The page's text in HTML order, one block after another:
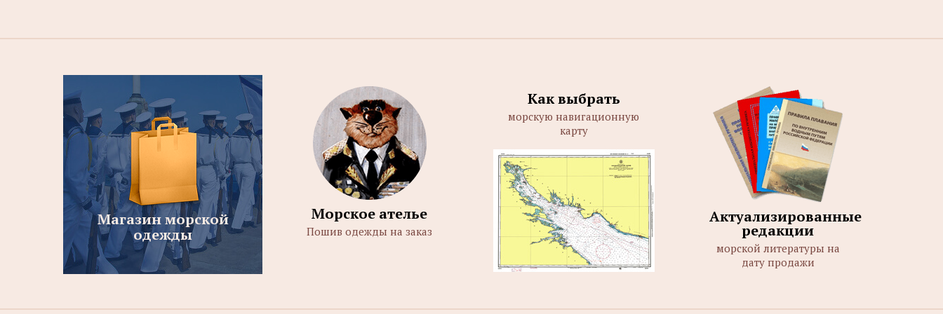
Магазин морской
одежды
Морское ателье
Пошив одежды на заказ
Как выбрать
морскую навигационную
карту
Актуализированные
редакции
морской литературы на
дату продажи